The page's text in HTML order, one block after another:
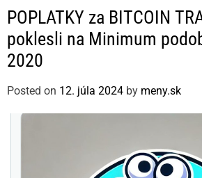
a
t
e
g
r
POPLATKY za BITCOIN
poklesli na Minimum
2020
Posted on 12. júla 2024 by meny.sk